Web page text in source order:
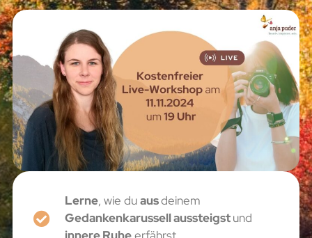
Lerne, wie duausdeinem
Gedankenkarussell aussteigstund